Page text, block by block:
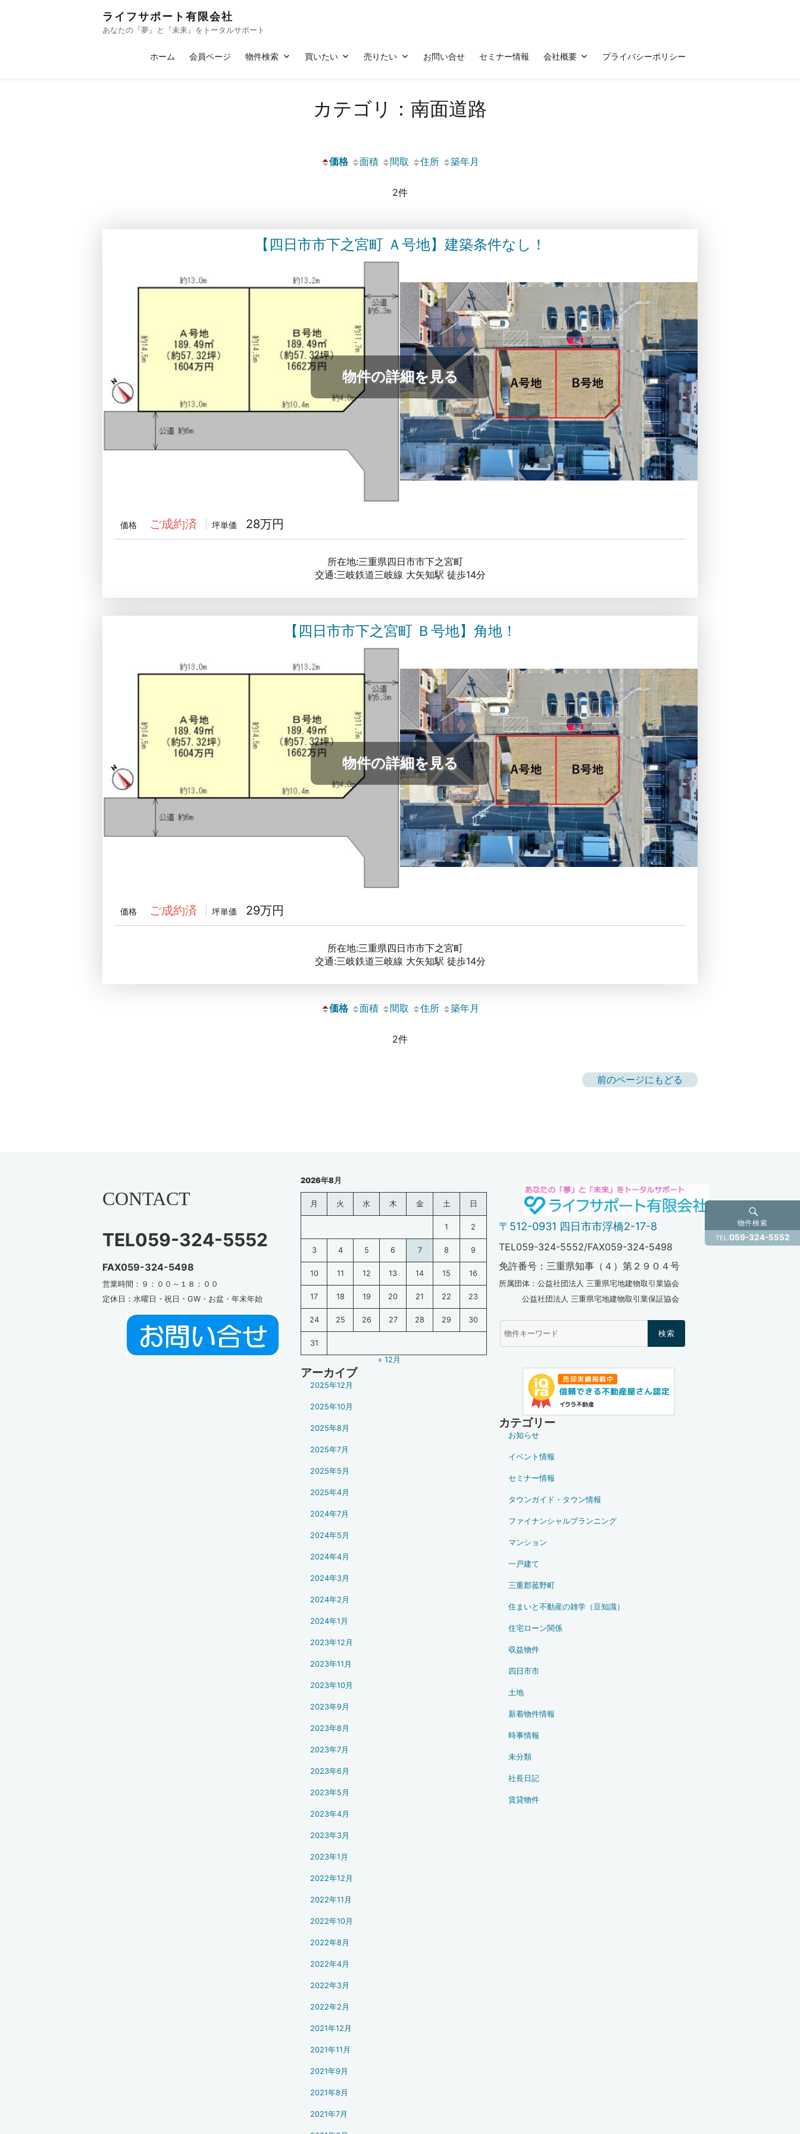
ライフサポート有限会社
あなたの『夢』と『未来』をトータルサポート
ホーム 会員ページ 物件検索 買いたい 売りたい お問い合せ セミナー情報 会社概要 プライバシーポリシー
カテゴリ：南面道路
価格 面積 間取 住所 築年月
2件
【四日市市下之宮町 Ａ号地】建築条件なし！
物件の詳細を見る
価格 ご成約済 坪単価 28万円
所在地:三重県四日市市下之宮町
交通:三岐鉄道三岐線 大矢知駅 徒歩14分
【四日市市下之宮町 Ｂ号地】角地！
物件の詳細を見る
価格 ご成約済 坪単価 29万円
所在地:三重県四日市市下之宮町
交通:三岐鉄道三岐線 大矢知駅 徒歩14分
価格 面積 間取 住所 築年月
2件
前のページにもどる
物件検索
TEL:059-324-5552
CONTACT
TEL059-324-5552
FAX059-324-5498
営業時間：９：００～１８：００
定休日：水曜日・祝日・GW・お盆・年末年始
2026年8月
月 火 水 木 金 土 日
1 2
3 4 5 6 7 8 9
10 11 12 13 14 15 16
17 18 19 20 21 22 23
24 25 26 27 28 29 30
31
« 12月
アーカイブ
2025年12月
2025年10月
2025年8月
2025年7月
2025年5月
2025年4月
2024年7月
2024年5月
2024年4月
2024年3月
2024年2月
2024年1月
2023年12月
2023年11月
2023年10月
2023年9月
2023年8月
2023年7月
2023年6月
2023年5月
2023年4月
2023年3月
2023年1月
2022年12月
2022年11月
2022年10月
2022年8月
2022年4月
2022年3月
2022年2月
2021年12月
2021年11月
2021年9月
2021年8月
2021年7月
〒512-0931 四日市市浮橋2-17-8
TEL059-324-5552/FAX059-324-5498
免許番号：三重県知事（４）第２９０４号
所属団体：公益社団法人 三重県宅地建物取引業協会
公益社団法人 三重県宅地建物取引業保証協会
カテゴリー
お知らせ
イベント情報
セミナー情報
タウンガイド・タウン情報
ファイナンシャルプランニング
マンション
一戸建て
三重郡菰野町
住まいと不動産の雑学（豆知識）
住宅ローン関係
収益物件
四日市市
土地
新着物件情報
時事情報
未分類
社長日記
賃貸物件